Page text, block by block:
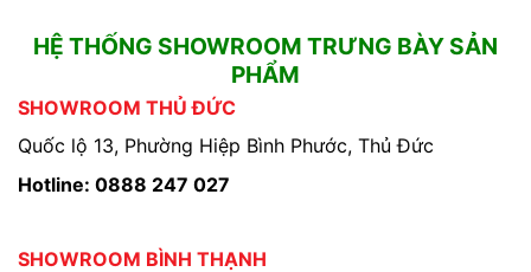
HỆ THỐNG SHOWROOM TRƯNG BÀY SẢN
PHẨM
SHOWROOM THỦ ĐỨC
Quốc lộ 13, Phường Hiệp Bình Phước, Thủ Đức
Hotline: 0888 247 027
SHOWROOM BÌNH THẠNH